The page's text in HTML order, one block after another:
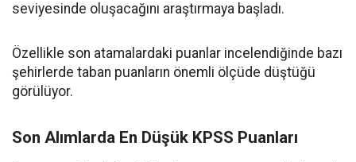
seviyesinde oluşacağını araştırmaya başladı.
Özellikle son atamalardaki puanlar incelendiğinde bazı
şehirlerde taban puanların önemli ölçüde düştüğü
görülüyor.
Son Alımlarda En Düşük KPSS Puanları